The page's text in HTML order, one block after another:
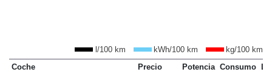
l/100 km kWh/100 km
kg/100 km
Coche
Precio Potencia Consumo